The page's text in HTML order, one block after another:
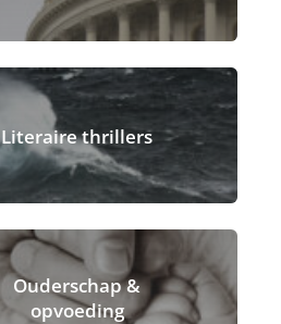
Literaire thrillers
Ouderschap &
opvoeding